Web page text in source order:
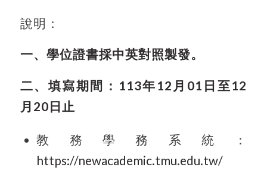
說明：
一、學位證書採中英對照製發。
二、填寫期間： 113年 12 月 01 日至12
月 20 日止
教務學務系統：
https://newacademic.tmu.edu.tw/